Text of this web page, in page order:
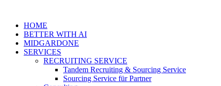
HOME
BETTER WITH AI
MIDGARDONE
SERVICES
RECRUITING SERVICE
Tandem Recruiting & Sourcing Service
Sourcing Service für Partner